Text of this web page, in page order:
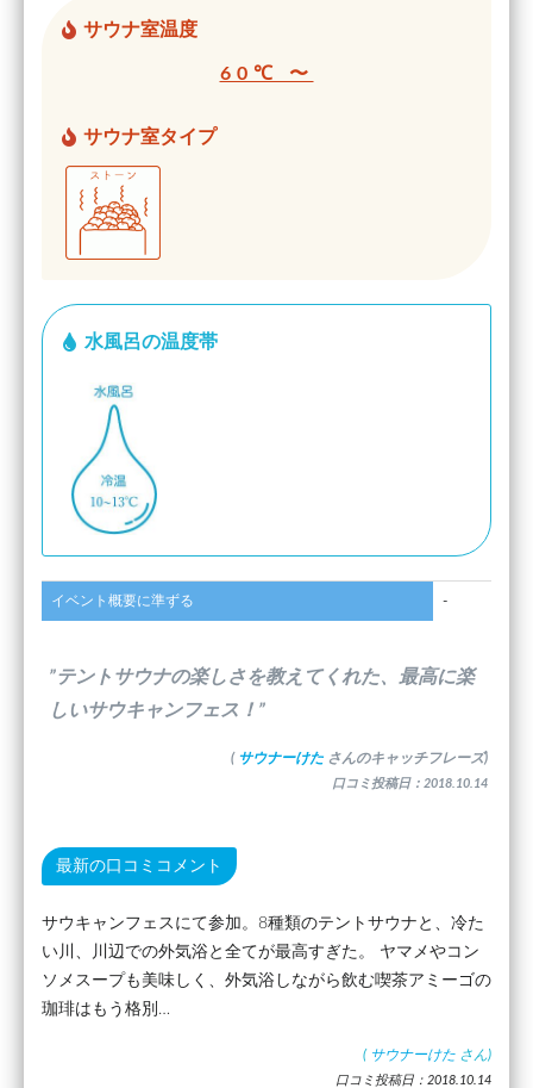
サウナ室温度
60℃ 〜
サウナ室タイプ
水風呂の温度帯
イベント概要に準ずる -
”テントサウナの楽しさを教えてくれた、最高に楽
しいサウキャンフェス！”
( サウナーけた さんのキャッチフレーズ)
口コミ投稿日：2018.10.14
最新の口コミコメント
サウキャンフェスにて参加。8種類のテントサウナと、冷た
い川、川辺での外気浴と全てが最高すぎた。 ヤマメやコン
ソメスープも美味しく、外気浴しながら飲む喫茶アミーゴの
珈琲はもう格別…
( サウナーけた さん)
口コミ投稿日：2018.10.14